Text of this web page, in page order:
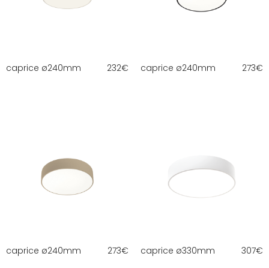
caprice ø240mm 232€ caprice ø240mm 273€
caprice ø240mm 273€ caprice ø330mm 307€